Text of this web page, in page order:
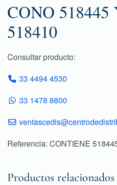
CONO
518410
Consultar producto:
33 4494 4530
33 1478 8800
Referencia: CONTIENE
Productos relacionados